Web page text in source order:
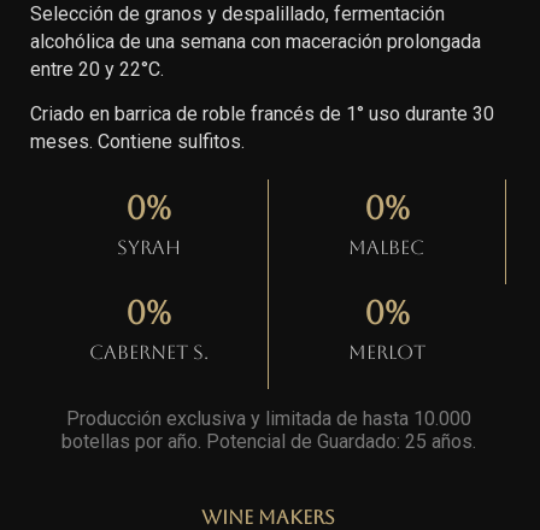
Selección de granos y despalillado, fermentación
alcohólica de una semana con maceración prolongada
entre 20 y 22°C.
Criado en barrica de roble francés de 1° uso durante 30
meses. Contiene sulfitos.
Syrah
0%
Malbec
0%
Cabernet S.
0%
Merlot
0%
Producción exclusiva y limitada de hasta 10.000
botellas por año. Potencial de Guardado: 25 años
Wine Makers